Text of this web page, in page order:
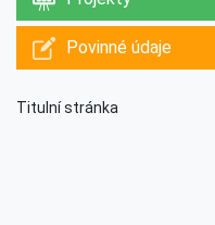
Povinné údaje
Titulní stránka